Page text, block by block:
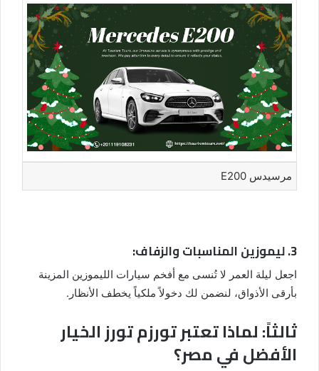
مرسيدس E200
3. ليموزين المناسبات والزفاف:
اجعل ليلة العمر لا تُنسى مع أفخم سيارات الليموزين المزينة
بأرقى الأذواق، لنضمن لك دخولاً ملكياً يخطف الأنظار.
ثالثاً: لماذا تعتبر تورزم تورز الخيار
الأفضل في مصر؟